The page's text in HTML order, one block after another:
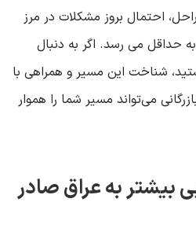
احتمال بروز مشکلات در مرز
حداقل می ‌رسد. اگر به دنبال
شناخت این مسیر و همراهی با
می‌تواند مسیر شما را هموار
بیشتر به عراق صادر